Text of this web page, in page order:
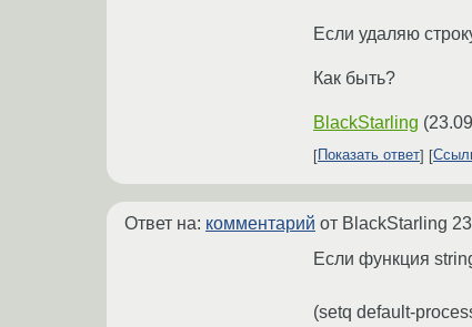
Если удаляю
Как быть?
BlackStarling (
Показать ответ
Ответ на: комментарий от BlackStarling
Если функция
(setq default-